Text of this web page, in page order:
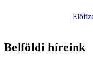
Belföldi híreink